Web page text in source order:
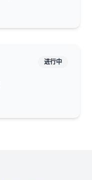
进行中